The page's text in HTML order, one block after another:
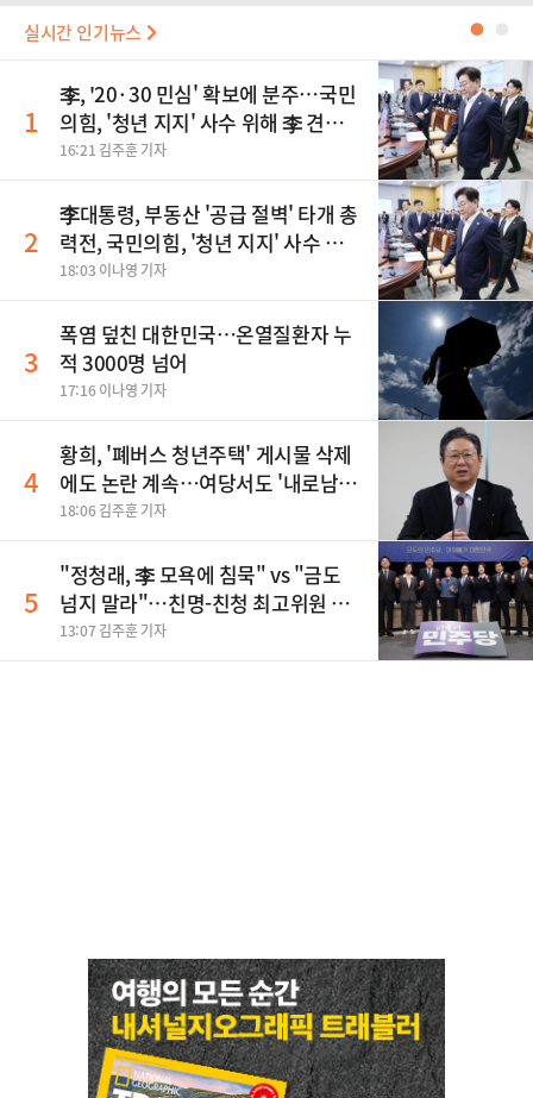
실시간 인기뉴스 ●
1
李, '20·30 민심' 확보에 분주…국민
의힘, '청년 지지' 사수 위해 李 견제
사활
16:21 김주훈 기자
2
李대통령, 부동산 '공급 절벽' 타개 총
력전, 국민의힘, '청년 지지' 사수 위
해 李 견제 사활 등
18:03 이나영 기자
3
폭염 덮친 대한민국…온열질환자 누
적 3000명 넘어
17:16 이나영 기자
4
황희, '폐버스 청년주택' 게시물 삭제
에도 논란 계속…여당서도 '내로남
불' 비판
18:06 김주훈 기자
5
"정청래, 李 모욕에 침묵" vs "금도
넘지 말라"…친명-친청 최고위원 후
보, 제주서 격돌
13:07 김주훈 기자